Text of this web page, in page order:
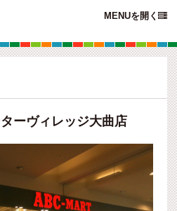
MENUを開く 
ーヴィレッジ大曲店